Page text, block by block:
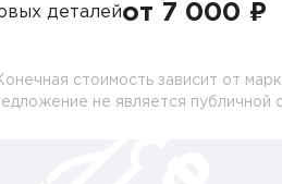
деталейот 7 000 ₽
стоимость зависит от
не является публичной